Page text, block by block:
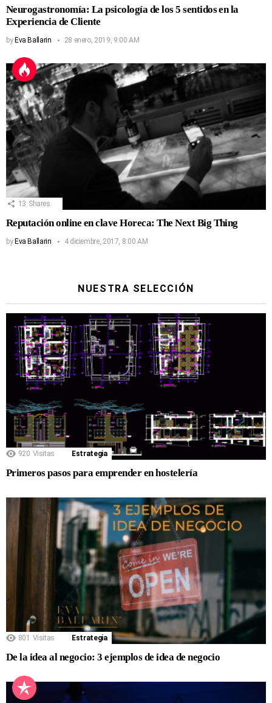
Neurogastronomía: La psicología de los 5 sentidos en la
Experiencia de Cliente
byEva Ballarin 28 enero, 2019, 9:00 AM
13 Shares
Reputación online en clave Horeca: The Next Big Thing
byEva Ballarin 4 diciembre, 2017, 8:00 AM
NUESTRA SELECCIÓN
920 Visitas Estrategia
Primeros pasos para emprender en hostelería
801 Visitas Estrategia
De la idea al negocio: 3 ejemplos de idea de negocio